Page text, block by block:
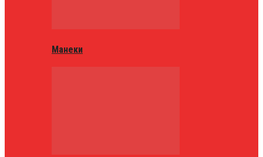
Манеки